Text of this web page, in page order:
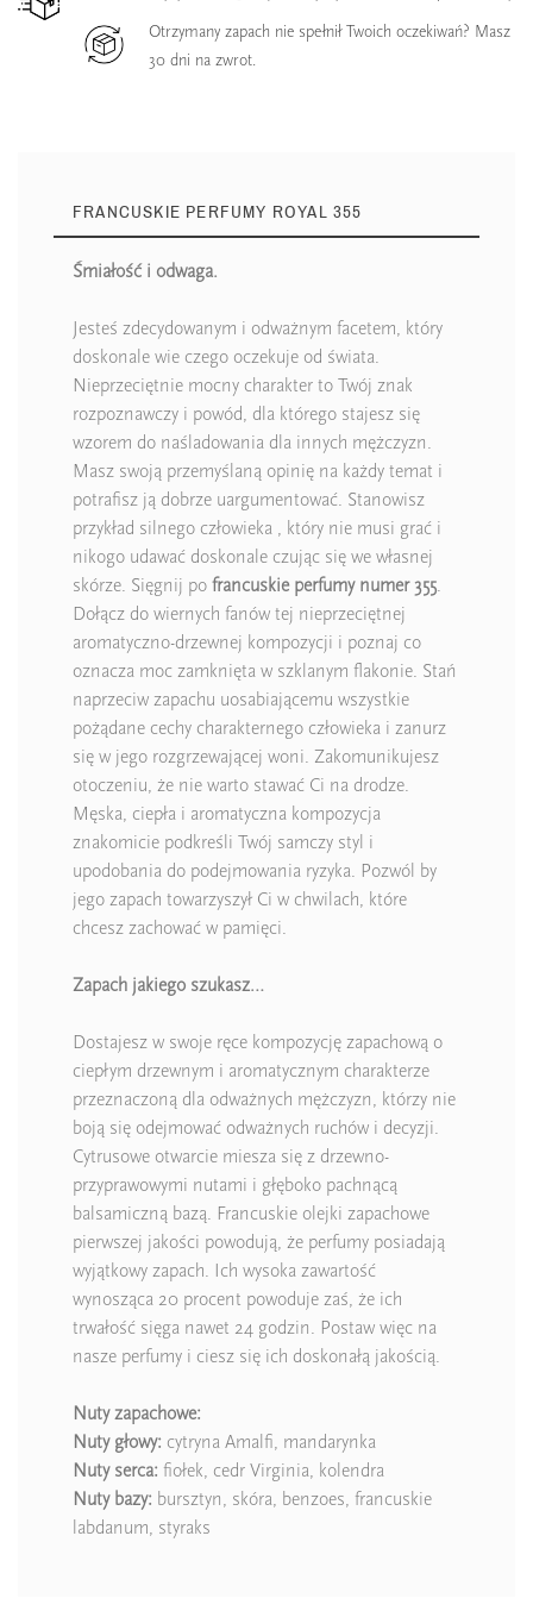
Otrzymany zapach nie spełnił Twoich oczekiwań? Masz
30 dni na zwrot.
FRANCUSKIE PERFUMY ROYAL 355
Śmiałość i odwaga.
Jesteś zdecydowanym i odważnym facetem, który
doskonale wie czego oczekuje od świata.
Nieprzeciętnie mocny charakter to Twój znak
rozpoznawczy i powód, dla którego stajesz się
wzorem do naśladowania dla innych mężczyzn.
Masz swoją przemyślaną opinię na każdy temat i
potrafisz ją dobrze uargumentować. Stanowisz
przykład silnego człowieka , który nie musi grać i
nikogo udawać doskonale czując się we własnej
skórze. Sięgnij po francuskie perfumy numer 355
Dołącz do wiernych fanów tej nieprzeciętnej
aromatyczno-drzewnej kompozycji i poznaj co
oznacza moc zamknięta w szklanym flakonie. Stań
naprzeciw zapachu uosabiającemu wszystkie
pożądane cechy charakternego człowieka i zanurz
się w jego rozgrzewającej woni. Zakomunikujesz
otoczeniu, że nie warto stawać Ci na drodze.
Męska, ciepła i aromatyczna kompozycja
znakomicie podkreśli Twój samczy styl i
upodobania do podejmowania ryzyka. Pozwól by
jego zapach towarzyszył Ci w chwilach, które
chcesz zachować w pamięci.
Zapach jakiego szukasz…
Dostajesz w swoje ręce kompozycję zapachową o
ciepłym drzewnym i aromatycznym charakterze
przeznaczoną dla odważnych mężczyzn, którzy nie
boją się odejmować odważnych ruchów i decyzji.
Cytrusowe otwarcie miesza się z drzewno-
przyprawowymi nutami i głęboko pachnącą
balsamiczną bazą. Francuskie olejki zapachowe
pierwszej jakości powodują, że perfumy posiadają
wyjątkowy zapach. Ich wysoka zawartość
wynosząca 20 procent powoduje zaś, że ich
trwałość sięga nawet 24 godzin. Postaw więc na
nasze perfumy i ciesz się ich doskonałą jakością.
Nuty zapachowe:
Nuty głowy: cytryna Amalfi, mandarynka
Nuty serca: fiołek, cedr Virginia, kolendra
Nuty bazy: bursztyn, skóra, benzoes, francuskie
labdanum, styraks